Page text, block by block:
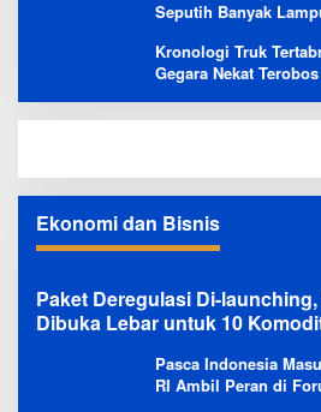
Seputih Banyak
Kronologi Truk
Gegara Nekat
Ekonomi dan Bisnis
Paket Deregulasi Di-
Dibuka Lebar untuk 10
Pasca Indonesia
RI Ambil Peran di